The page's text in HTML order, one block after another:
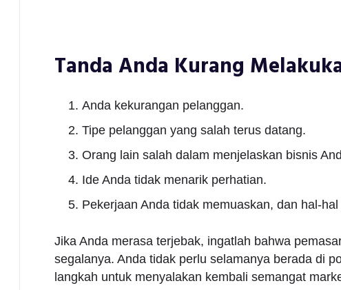
Tanda Anda Kurang
Anda kekurangan pelanggan.
Tipe pelanggan yang salah terus datang.
Orang lain salah dalam menjelaskan bisnis
Ide Anda tidak menarik perhatian.
Pekerjaan Anda tidak memuaskan, dan hal-
Jika Anda merasa terjebak, ingatlah bahwa
segalanya. Anda tidak perlu selamanya berada di
langkah untuk menyalakan kembali semangat